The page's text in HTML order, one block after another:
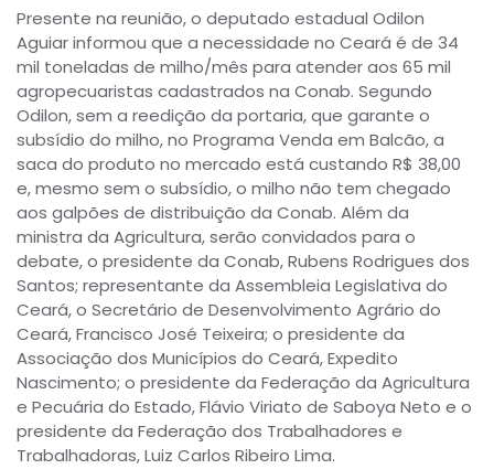
Presente na reunião, o deputado estadual Odilon
Aguiar informou que a necessidade no Ceará é de 34
mil toneladas de milho/mês para atender aos 65 mil
agropecuaristas cadastrados na Conab. Segundo
Odilon, sem a reedição da portaria, que garante o
subsídio do milho, no Programa Venda em Balcão, a
saca do produto no mercado está custando R$ 38,00
e, mesmo sem o subsídio, o milho não tem chegado
aos galpões de distribuição da Conab. Além da
ministra da Agricultura, serão convidados para o
debate, o presidente da Conab, Rubens Rodrigues dos
Santos; representante da Assembleia Legislativa do
Ceará, o Secretário de Desenvolvimento Agrário do
Ceará, Francisco José Teixeira; o presidente da
Associação dos Municípios do Ceará, Expedito
Nascimento; o presidente da Federação da Agricultura
e Pecuária do Estado, Flávio Viriato de Saboya Neto e o
presidente da Federação dos Trabalhadores e
Trabalhadoras, Luiz Carlos Ribeiro Lima.